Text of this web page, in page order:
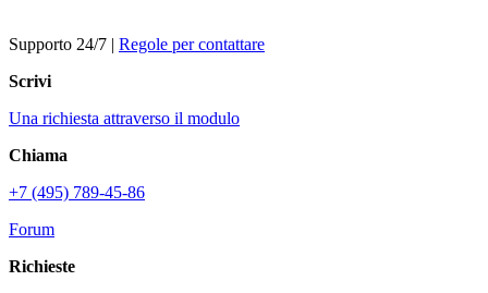
Supporto 24/7 | Regole per contattare
Scrivi
Una richiesta attraverso il modulo
Chiama
+7 (495) 789-45-86
Forum
Richieste